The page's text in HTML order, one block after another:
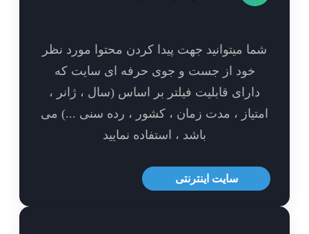
میتوانید جهت پیدا کردن محتوا مورد نظر
خود از جست و جوی حرفه ای سایت که
دارای قابلیت فیلتر بر اساس (سال ، ژانر ،
، مدت زمان ، کشور ، رده سنی ...) می
باشد ، استفاده نمایید
سایت اینترنتی